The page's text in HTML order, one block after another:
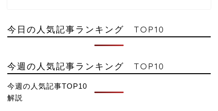
今日の人気記事ランキング TOP10
今週の人気記事ランキング TOP10
今週の人気記事TOP10
解説